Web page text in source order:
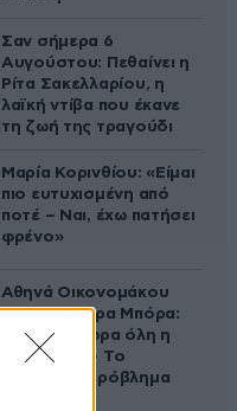
Σαν σήμερα 6
Αυγούστου: Πεθαίνει η
Ρίτα Σακελλαρίου, η
λαϊκή ντίβα που έκανε
τη ζωή της τραγούδι
Μαρία Κορινθίου: «Είμαι
πιο ευτυχισμένη από
ποτέ – Ναι, έχω πατήσει
φρένο»
Αθηνά Οικονομάκου
από τα Μπόρα Μπόρα:
«Έσκασε τώρα όλη η
κούραση» – Το
απρόοπτο πρόβλημα